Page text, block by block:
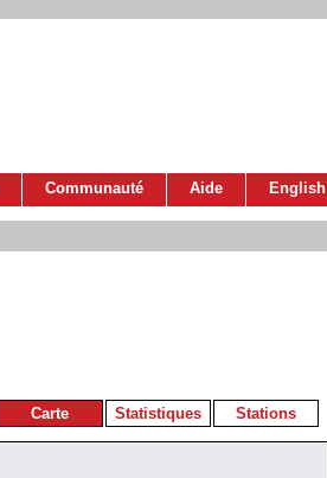
Communauté Aide English
Carte Statistiques Stations